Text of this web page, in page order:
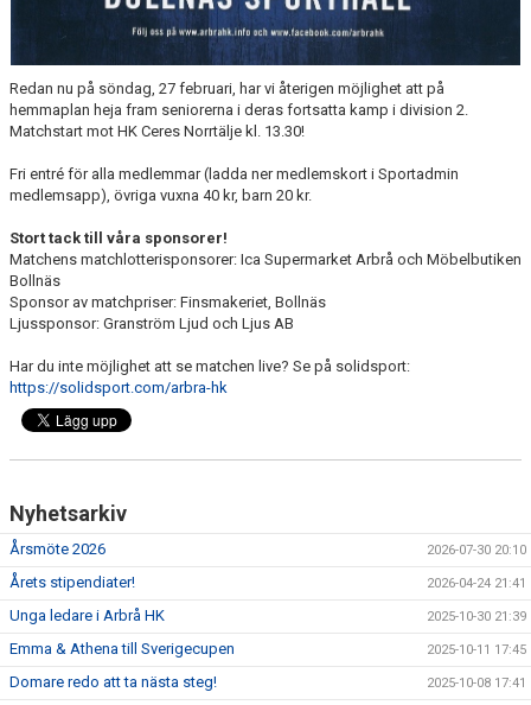
Redan nu på söndag, 27 februari, har vi återigen möjlighet att på
hemmaplan heja fram seniorerna i deras fortsatta kamp i division 2.
Matchstart mot HK Ceres Norrtälje kl. 13.30!
Fri entré för alla medlemmar (ladda ner medlemskort i Sportadmin
medlemsapp), övriga vuxna 40 kr, barn 20 kr.
Stort tack till våra sponsorer!
Matchens matchlotterisponsorer: Ica Supermarket Arbrå och Möbelbutiken
Bollnäs
Sponsor av matchpriser: Finsmakeriet, Bollnäs
Ljussponsor: Granström Ljud och Ljus AB
Har du inte möjlighet att se matchen live? Se på solidsport:
https://solidsport.com/arbra-hk
Nyhetsarkiv
Årsmöte 2026 2026-07-30 20:10
Årets stipendiater! 2026-04-24 21:41
Unga ledare i Arbrå HK 2025-10-30 21:39
Emma & Athena till Sverigecupen 2025-10-11 17:45
Domare redo att ta nästa steg! 2025-10-08 17:41